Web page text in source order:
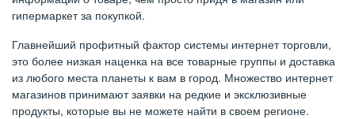
гипермаркет за покупкой.
Главнейший профитный фактор системы интернет торговли,
это более низкая наценка на все товарные группы и доставка
из любого места планеты к вам в город. Множество интернет
магазинов принимают заявки на редкие и эксклюзивные
продукты, которые вы не можете найти в своем регионе.